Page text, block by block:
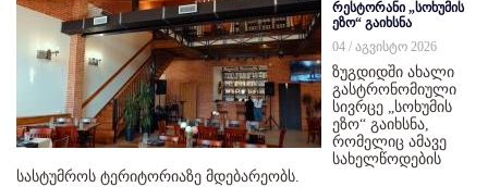
რესტორანი „სოხუმის
ეზო“ გაიხსნა
04 / აგვისტო 2026
ზუგდიდში ახალი
გასტრონომიული
სივრცე „სოხუმის
ეზო“ გაიხსნა,
რომელიც ამავე
სახელწოდების
სასტუმროს ტერიტორიაზე მდებარეობს.